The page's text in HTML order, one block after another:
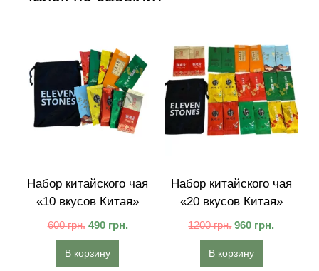
Набор китайского чая
«10 вкусов Китая»
600грн. 490 грн.
В корзину
Набор китайского чая
«20 вкусов Китая»
1200грн. 960 грн.
В корзину